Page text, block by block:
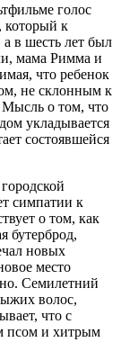
голос
который к
а в шесть лет был
мама Римма и
что ребенок
не склонным к
Мысль о том, что
укладывается
состоявшейся
симпатии к
о том, как
бутерброд,
новых
место
Семилетний
волос,
что с
псом и хитрым